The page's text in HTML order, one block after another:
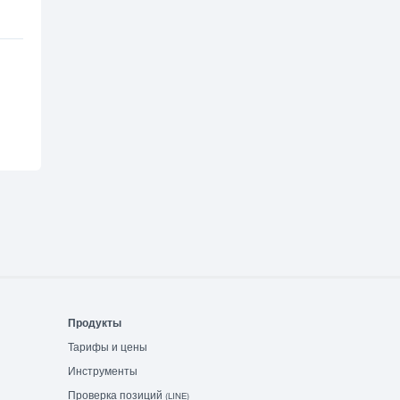
Продукты
Тарифы и цены
Инструменты
Проверка позиций (LINE)